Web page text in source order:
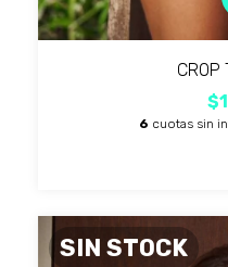
CROP
6 cuotas sin
SIN STOCK